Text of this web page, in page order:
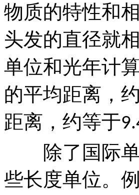
物质的特性和
头发的直径就
单位和光年计
的平均距离，
距离，约等于
除了国际单
些长度单位。